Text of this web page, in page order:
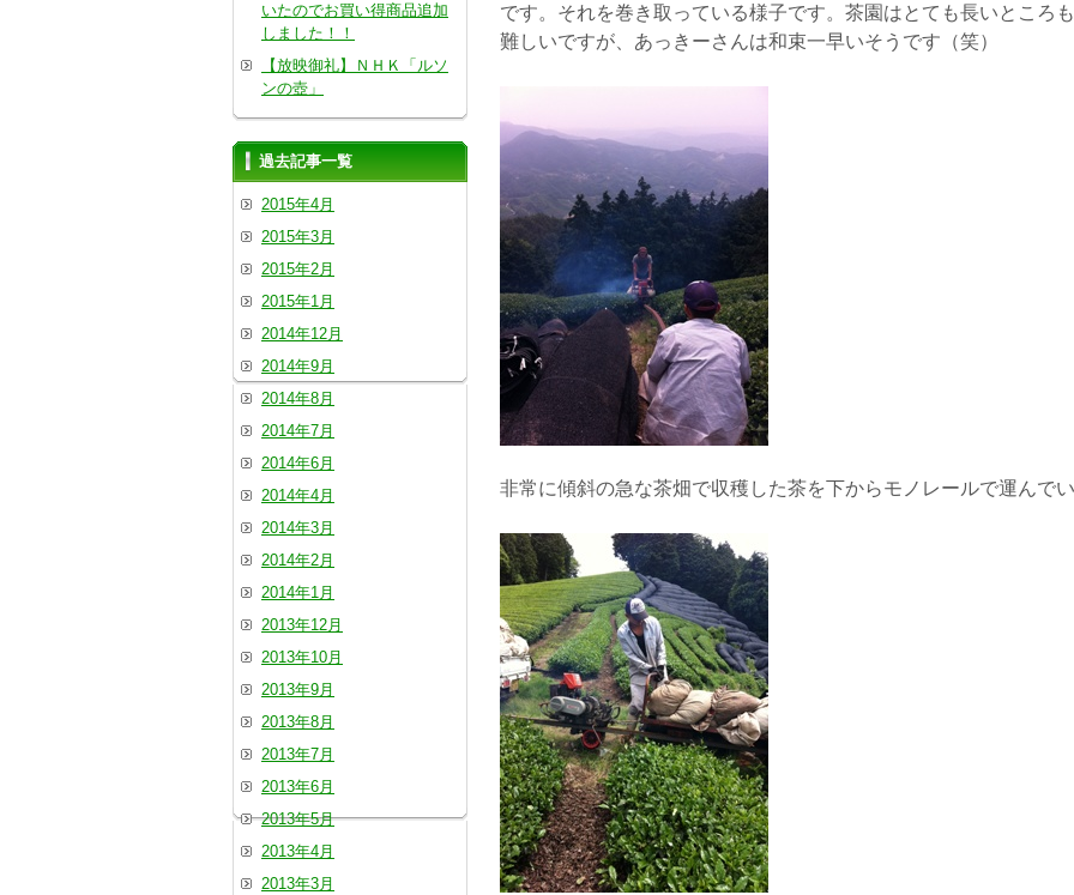
です。それを巻き取っている様子です。茶園はとても長いところ
難しいですが、あっきーさんは和束一早いそうです（笑）
非常に傾斜の急な茶畑で収穫した茶を下からモノレールで運んでい
いたのでお買い得商品追加
しました！！
【放映御礼】ＮＨＫ「ルソ
ンの壺」
過去記事一覧
2015年4月
2015年3月
2015年2月
2015年1月
2014年12月
2014年9月
2014年8月
2014年7月
2014年6月
2014年4月
2014年3月
2014年2月
2014年1月
2013年12月
2013年10月
2013年9月
2013年8月
2013年7月
2013年6月
2013年5月
2013年4月
2013年3月